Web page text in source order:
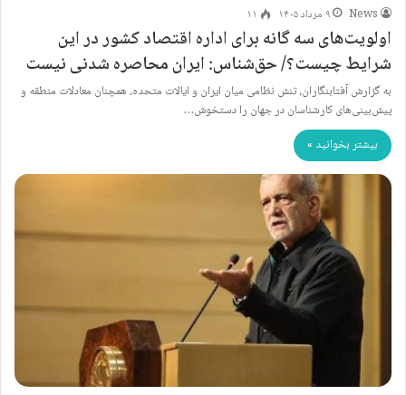
News ۹ مرداد ۱۴۰۵ ۱۱
اولویت‌های سه گانه برای اداره اقتصاد کشور در این
شرایط چیست؟/ حق‌شناس: ایران محاصره شدنی نیست
به گزارش آفتابنگاران، تنش نظامی میان ایران و ایالات متحده، همچنان معادلات منطقه و
پیش‌بینی‌های کارشناسان در جهان را دستخوش…
بیشتر بخوانید »